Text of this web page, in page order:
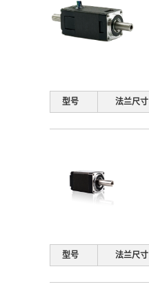
型号 法兰尺寸
型号 法兰尺寸